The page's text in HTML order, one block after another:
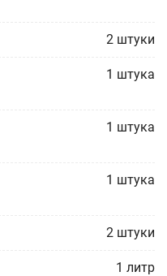
2 штуки
1 штука
1 штука
1 штука
2 штуки
1 литр